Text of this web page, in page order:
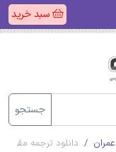
سبد خرید
جستجو
دانلود ترجمه